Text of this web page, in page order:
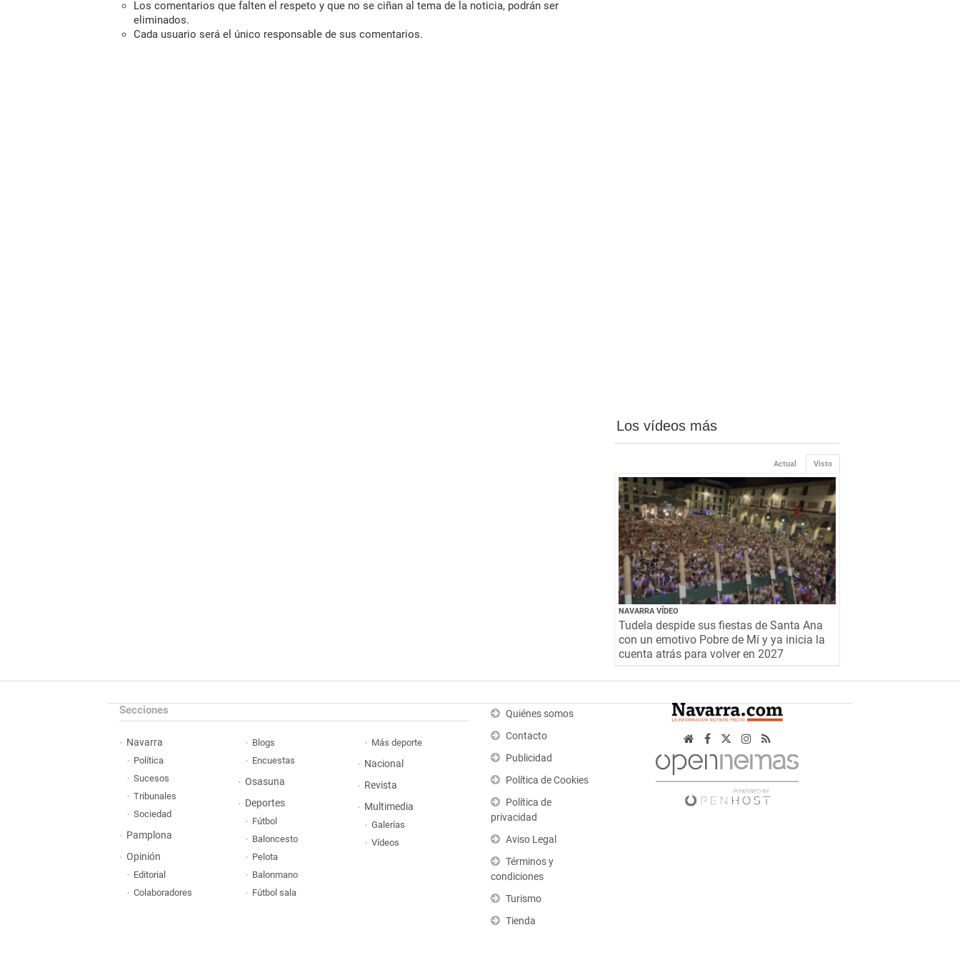
Los comentarios que falten el respeto y que no se ciñan al tema de la noticia, podrán ser
eliminados.
Cada usuario será el único responsable de sus comentarios.
Los vídeos más
Visto
Actual
NAVARRA VÍDEO
Tudela despide sus fiestas de Santa Ana
con un emotivo Pobre de Mí y ya inicia la
cuenta atrás para volver en 2027
Secciones
Navarra
Política
Sucesos
Tribunales
Sociedad
Pamplona
Opinión
Editorial
Colaboradores
Blogs
Encuestas
Osasuna
Deportes
Fútbol
Baloncesto
Pelota
Balonmano
Fútbol sala
Más deporte
Nacional
Revista
Multimedia
Galerías
Vídeos
Quiénes somos
Contacto
Publicidad
Política de Cookies
Política de
privacidad
Aviso Legal
Términos y
condiciones
Turismo
Tienda